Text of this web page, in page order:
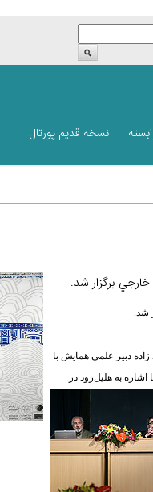
نسخه قدیم پورتال
برگزار شد.
شد.
دبير علمي‌ همايش با
به هليل‌رود در